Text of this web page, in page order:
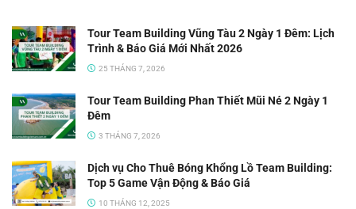
Tour Team Building Vũng Tàu 2 Ngày 1 Đêm: Lịch
Trình & Báo Giá Mới Nhất 2026
25 THÁNG 7, 2026
Tour Team Building Phan Thiết Mũi Né 2 Ngày 1
Đêm
3 THÁNG 7, 2026
Dịch vụ Cho Thuê Bóng Khổng Lồ Team Building:
Top 5 Game Vận Động & Báo Giá
10 THÁNG 12, 2025